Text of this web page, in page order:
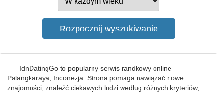
IdnDatingGo to popularny serwis randkowy online
Palangkaraya, Indonezja. Strona pomaga nawiązać nowe
znajomości, znaleźć ciekawych ludzi według różnych kryteriów,